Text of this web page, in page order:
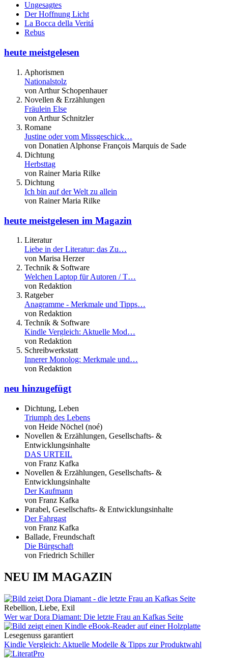
Ungesagtes
Der Hoffnung Licht
La Bocca della Veritá
Rebus
heute meistgelesen
Aphorismen
Nationalstolz
von Arthur Schopenhauer
Novellen & Erzählungen
Fräulein Else
von Arthur Schnitzler
Romane
Justine oder vom Missgeschick…
von Donatien Alphonse François Marquis de Sade
Dichtung
Herbsttag
von Rainer Maria Rilke
Dichtung
Ich bin auf der Welt zu allein
von Rainer Maria Rilke
heute meistgelesen im Magazin
Literatur
Liebe in der Literatur: das Zu…
von Marisa Herzer
Technik & Software
Welchen Laptop für Autoren / T…
von Redaktion
Ratgeber
Anagramme - Merkmale und Tipps…
von Redaktion
Technik & Software
Kindle Vergleich: Aktuelle Mod…
von Redaktion
Schreibwerkstatt
Innerer Monolog: Merkmale und…
von Redaktion
neu hinzugefügt
Dichtung, Leben
Triumph des Lebens
von Heide Nöchel (noé)
Novellen & Erzählungen, Gesellschafts- &
Entwicklungsinhalte
DAS URTEIL
von Franz Kafka
Novellen & Erzählungen, Gesellschafts- &
Entwicklungsinhalte
Der Kaufmann
von Franz Kafka
Parabel, Gesellschafts- & Entwicklungsinhalte
Der Fahrgast
von Franz Kafka
Ballade, Freundschaft
Die Bürgschaft
von Friedrich Schiller
NEU IM MAGAZIN
Rebellion, Liebe, Exil
Wer war Dora Diamant: Die letzte Frau an Kafkas Seite
Lesegenuss garantiert
Kindle Vergleich: Aktuelle Modelle & Tipps zur Produktwahl